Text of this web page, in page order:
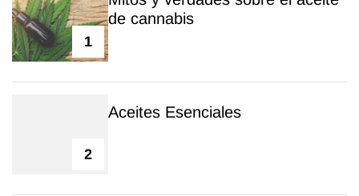
1
de cannabis
2
Aceites Esenciales